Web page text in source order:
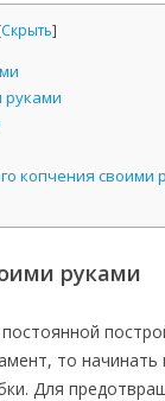
Скрыть]
руками
копчения своими
руками
то начинать
Для